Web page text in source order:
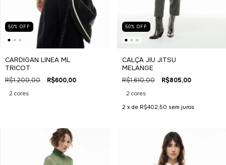
50% OFF
CARDIGAN LINEA ML
TRICOT
R$1.200,00 R$600,00
2 cores
50% OFF
CALÇA JIU JITSU
MELANGE
R$1.610,00 R$805,00
2 cores
2 x de R$402,50 sem juros